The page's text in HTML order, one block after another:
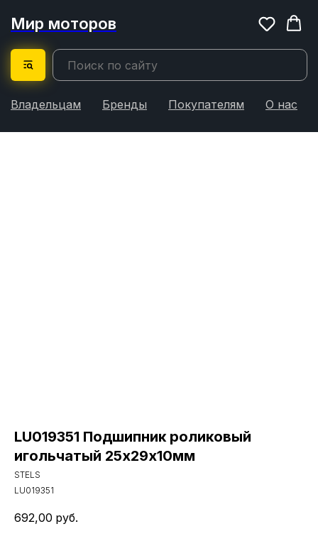
Мир моторов
Владельцам Бренды Покупателям О нас
LU019351 Подшипник роликовый
игольчатый 25х29х10мм
STELS
LU019351
692,00 руб.